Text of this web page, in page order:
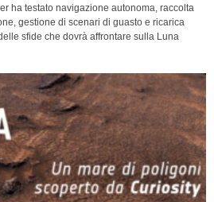
ha testato navigazione autonoma, raccolta
gestione di scenari di guasto e ricarica
sfide che dovrà affrontare sulla Luna